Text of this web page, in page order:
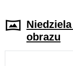
obrazu